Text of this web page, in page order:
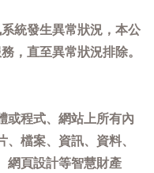
統發生異常狀況，本公
，直至異常狀況排除。
或程式、網站上所有內
檔案、資訊、資料、
網頁設計等智慧財產